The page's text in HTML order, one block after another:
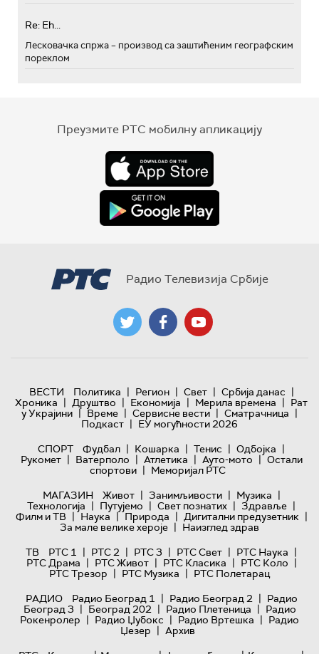
Re: Eh...
Лесковачка спржа – производ са заштићеним географским
пореклом
Преузмите РТС мобилну апликацију
Радио Телевизија Србије
ВЕСТИ Политика | Регион | Свет | Србија данас |
Хроника | Друштво | Економија | Мерила времена | Рат
у Украјини | Време | Сервисне вести | Сматрачница |
Подкаст | ЕУ могућности 2026
СПОРТ
Фудбал | Кошарка | Тенис | Одбојка |
Рукомет | Ватерполо | Атлетика | Ауто-мото | Остали
спортови | Меморијал РТС
МАГАЗИН
Живот | Занимљивости | Музика |
Технологијa | Путујемо | Свет познатих | Здравље |
Филм и ТВ | Наука | Природа | Дигитални предузетник |
За мале велике хероје | Наизглед здрав
ТВ
РТС 1 | РТС 2 | РТС 3 | РТС Свет | РТС Наука |
РТС Драма | РТС Живот | РТС Класика | РТС Коло |
РТС Трезор | РТС Музика | РТС Полетарац
РАДИО
Радио Београд 1 | Радио Београд 2 | Радио
Београд 3 | Београд 202 | Радио Плетеница | Радио
Рокенролер | Радио Џубокс | Радио Вртешка | Радио
Џезер | Архив